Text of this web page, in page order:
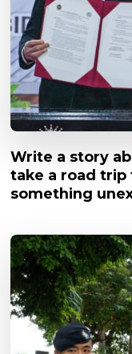
Write a story
take a road
something